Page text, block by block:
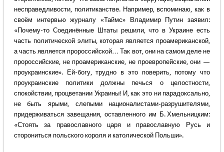
несправедливости, политиканстве. Например, вспоминаю, как в
своём интервью журналу «Таймс» Владимир Путин заявил:
«Почему-то Соединённые Штаты решили, что в Украине есть
часть политической элиты, которая является проамериканской,
а часть является пророссийской… Так вот, они на самом деле не
пророссийские, не проамериканские, не проевропейские, они —
проукраинские». Ей-богу, трудно в это поверить, потому что
проукраинские политики должны печься о целостности,
спокойствии, процветании Украины! И, как это ни парадоксально,
не быть ярыми, слепыми националистами-разрушителями,
придерживаться завещания, оставленного им Б. Хмельницким:
«Стоять за православного царя и православную Русь и
сторониться польского короля и католической Польши».